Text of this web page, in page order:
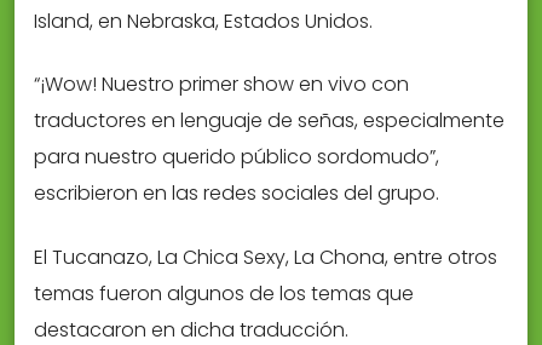
Island, en Nebraska, Estados Unidos.
“¡Wow! Nuestro primer show en vivo con
traductores en lenguaje de señas, especialmente
para nuestro querido público sordomudo”,
escribieron en las redes sociales del grupo.
El Tucanazo, La Chica Sexy, La Chona, entre otros
temas fueron algunos de los temas que
destacaron en dicha traducción.